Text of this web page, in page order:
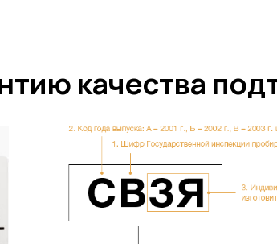
качества